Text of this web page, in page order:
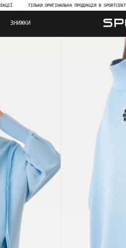
ТІЛЬКИ ОРИГІНАЛЬНА ПРОДУКЦІЯ В SPORTCENTER
ЗНИЖКИ